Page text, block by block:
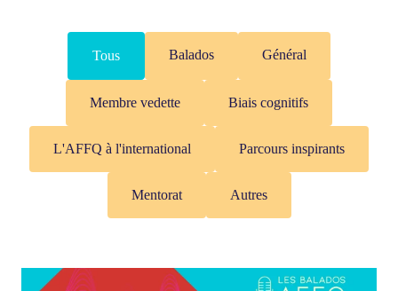
Tous Balados Général
Membre vedette Biais cognitifs
L'AFFQ à l'international Parcours inspirants
Mentorat Autres